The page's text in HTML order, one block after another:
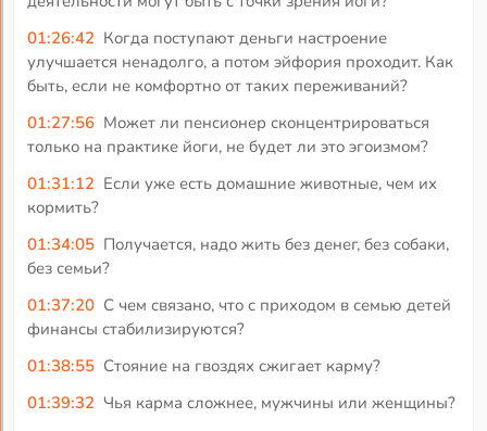
01:26:42 Когда поступают деньги настроение
улучшается ненадолго, а потом эйфория проходит. Как
быть, если не комфортно от таких переживаний?
01:27:56 Может ли пенсионер сконцентрироваться
только на практике йоги, не будет ли это эгоизмом?
01:31:12 Если уже есть домашние животные, чем их
кормить?
01:34:05 Получается, надо жить без денег, без собаки,
без семьи?
01:37:20 С чем связано, что с приходом в семью детей
финансы стабилизируются?
01:38:55 Стояние на гвоздях сжигает карму?
01:39:32 Чья карма сложнее, мужчины или женщины?